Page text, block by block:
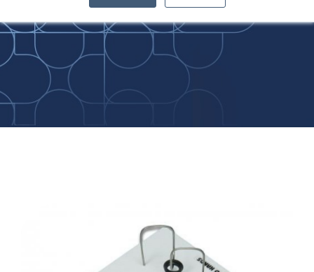
Medical Skills